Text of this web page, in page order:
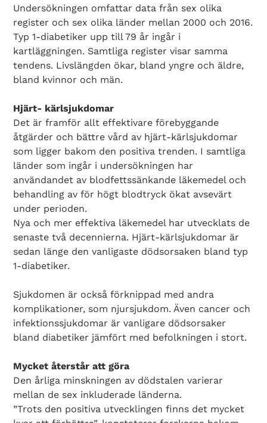
Undersökningen omfattar data från sex olika
register och sex olika länder mellan 2000 och 2016.
Typ 1-diabetiker upp till 79 år ingår i
kartläggningen. Samtliga register visar samma
tendens. Livslängden ökar, bland yngre och äldre,
bland kvinnor och män.
Hjärt- kärlsjukdomar
Det är framför allt effektivare förebyggande
åtgärder och bättre vård av hjärt-kärlsjukdomar
som ligger bakom den positiva trenden. I samtliga
länder som ingår i undersökningen har
användandet av blodfettssänkande läkemedel och
behandling av för högt blodtryck ökat avsevärt
under perioden.
Nya och mer effektiva läkemedel har utvecklats de
senaste två decennierna. Hjärt-kärlsjukdomar är
sedan länge den vanligaste dödsorsaken bland typ
1-diabetiker.
Sjukdomen är också förknippad med andra
komplikationer, som njursjukdom. Även cancer och
infektionssjukdomar är vanligare dödsorsaker
bland diabetiker jämfört med befolkningen i stort.
Mycket återstår att göra
Den årliga minskningen av dödstalen varierar
mellan de sex inkluderade länderna.
”Trots den positiva utvecklingen finns det mycket